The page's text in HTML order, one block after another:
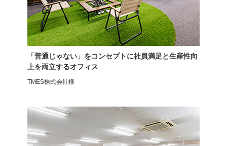
オフィスチェア
ライトグレーフレーム
ゲーミングチェア
AKRacing
「普通じゃない」をコンセプトに社員満足と生産性向
上を両立するオフィス
TMES株式会社様